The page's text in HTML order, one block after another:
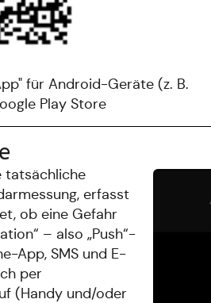
für Android-Geräte (z. B.
Play Store
tatsächliche
erfasst
ob eine Gefahr
– also „Push“-
App, SMS und E-
per
(Handy und/oder